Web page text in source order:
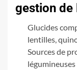
gestion de
Glucides
lentilles,
Sources de
légumineuses